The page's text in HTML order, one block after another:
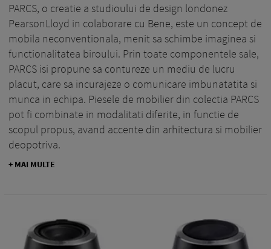
PARCS, o creatie a studioului de design londonez
PearsonLloyd in colaborare cu Bene, este un concept de
mobila neconventionala, menit sa schimbe imaginea si
functionalitatea biroului. Prin toate componentele sale,
PARCS isi propune sa contureze un mediu de lucru
placut, care sa incurajeze o comunicare imbunatatita si
munca in echipa. Piesele de mobilier din colectia PARCS
pot fi combinate in modalitati diferite, in functie de
scopul propus, avand accente din arhitectura si mobilier
deopotriva.
+ MAI MULTE